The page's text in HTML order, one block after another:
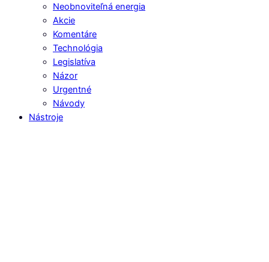
Neobnoviteľná energia
Akcie
Komentáre
Technológia
Legislatíva
Názor
Urgentné
Návody
Nástroje